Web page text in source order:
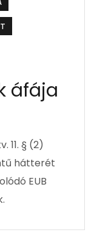
áfája
11. § (2)
hátterét
EUB